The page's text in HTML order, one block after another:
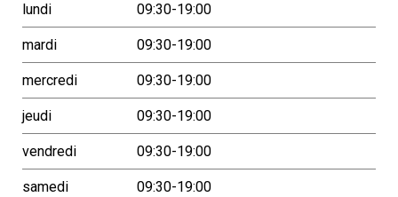
lundi 09:30-19:00
mardi 09:30-19:00
mercredi 09:30-19:00
jeudi 09:30-19:00
vendredi 09:30-19:00
samedi 09:30-19:00